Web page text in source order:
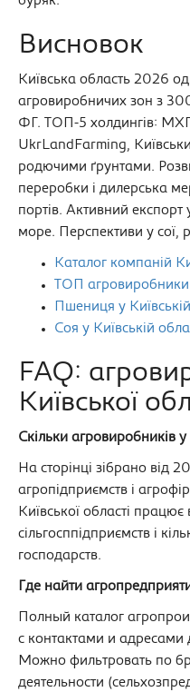
Висновок
Київська область 2026
агровиробничих зон з
ФГ. ТОП-5 холдингів:
UkrLandFarming,
родючими ґрунтами.
переробки і дилерська
портів. Активний
море. Перспективи у сої,
Каталог компаній
ТОП
Пшениця у Київській
Соя у Київській
FAQ:
Київської
Скільки агровиробників у
На сторінці зібрано від
агропідприємств і
Київської області
сільгосппідприємств і
господарств.
Где найти
Полный каталог
с контактами и адресами
Можно фильтровать по
деятельности